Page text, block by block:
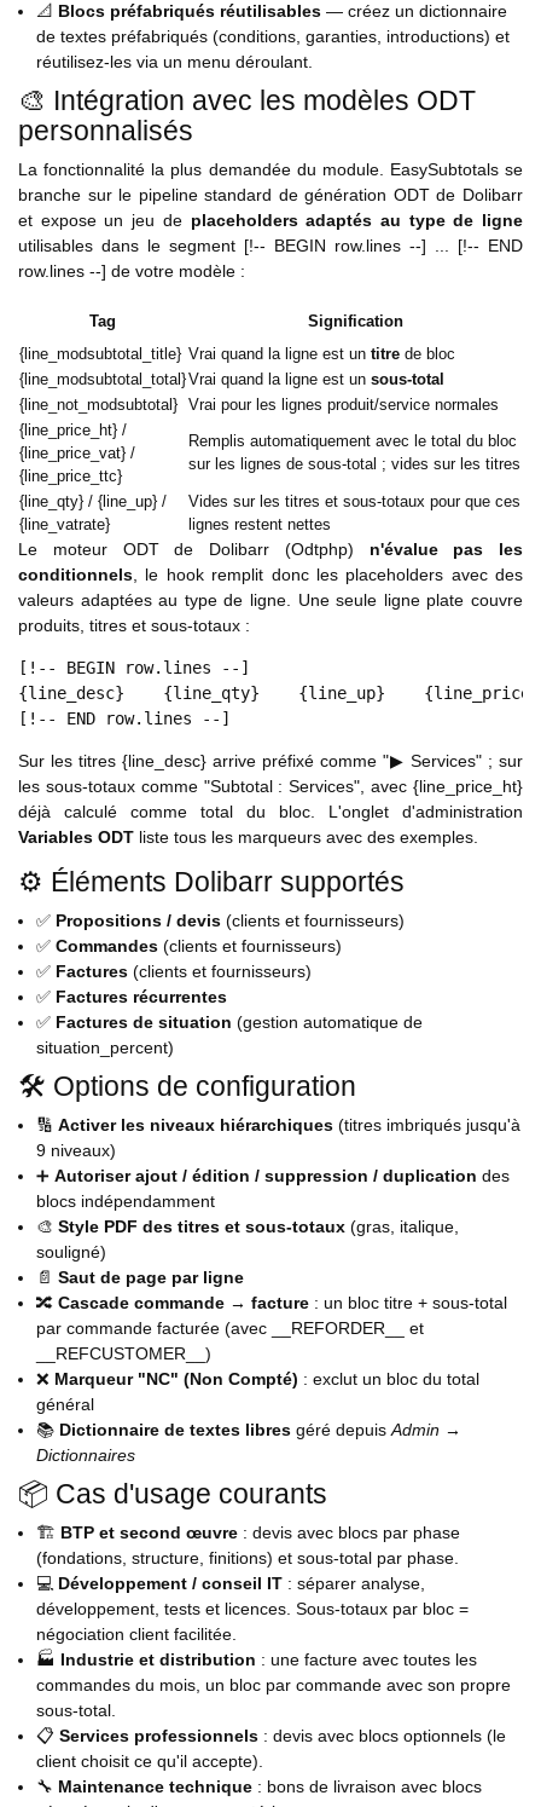
📐 Blocs préfabriqués réutilisables — créez un dictionnaire
de textes préfabriqués (conditions, garanties, introductions) et
réutilisez-les via un menu déroulant.
🎨 Intégration avec les modèles ODT
personnalisés
La fonctionnalité la plus demandée du module. EasySubtotals se
branche sur le pipeline standard de génération ODT de Dolibarr
et expose un jeu de placeholders adaptés au type de ligne
utilisables dans le segment [!-- BEGIN row.lines --] ... [!-- END
row.lines --] de votre modèle :
Tag
Signification
{line_modsubtotal_title} Vrai quand la ligne est un titre de bloc
{line_modsubtotal_total}Vrai quand la ligne est un sous-total
{line_not_modsubtotal} Vrai pour les lignes produit/service normales
{line_price_ht} /
{line_price_vat} /
{line_price_ttc}
Remplis automatiquement avec le total du bloc
sur les lignes de sous-total ; vides sur les titres
{line_qty} / {line_up} /
{line_vatrate}
Vides sur les titres et sous-totaux pour que ces
lignes restent nettes
Le moteur ODT de Dolibarr (Odtphp) n'évalue pas les
conditionnels, le hook remplit donc les placeholders avec des
valeurs adaptées au type de ligne. Une seule ligne plate couvre
produits, titres et sous-totaux :
[!-- BEGIN row.lines --]
{line_desc}    {line_qty}    {line_up}
[!-- END row.lines --]
Sur les titres {line_desc} arrive préfixé comme "▶ Services" ; sur
les sous-totaux comme "Subtotal : Services", avec {line_price_ht}
déjà calculé comme total du bloc. L'onglet d'administration
Variables ODT liste tous les marqueurs avec des exemples.
⚙️ Éléments Dolibarr supportés
✅ Propositions / devis (clients et fournisseurs)
✅ Commandes (clients et fournisseurs)
✅ Factures (clients et fournisseurs)
✅ Factures récurrentes
✅ Factures de situation (gestion automatique de
situation_percent)
🛠️ Options de configuration
🔢 Activer les niveaux hiérarchiques (titres imbriqués jusqu'à
9 niveaux)
➕ Autoriser ajout / édition / suppression / duplication des
blocs indépendamment
🎨 Style PDF des titres et sous-totaux (gras, italique,
souligné)
📄 Saut de page par ligne
🔀 Cascade commande → facture : un bloc titre + sous-total
par commande facturée (avec __REFORDER__ et
__REFCUSTOMER__)
❌ Marqueur "NC" (Non Compté) : exclut un bloc du total
général
📚 Dictionnaire de textes libres géré depuisAdmin →
Dictionnaires
📦 Cas d'usage courants
🏗️ BTP et second œuvre : devis avec blocs par phase
(fondations, structure, finitions) et sous-total par phase.
💻 Développement / conseil IT : séparer analyse,
développement, tests et licences. Sous-totaux par bloc =
négociation client facilitée.
🏭 Industrie et distribution : une facture avec toutes les
commandes du mois, un bloc par commande avec son propre
sous-total.
📋 Services professionnels : devis avec blocs optionnels (le
client choisit ce qu'il accepte).
🔧 Maintenance technique : bons de livraison avec blocs